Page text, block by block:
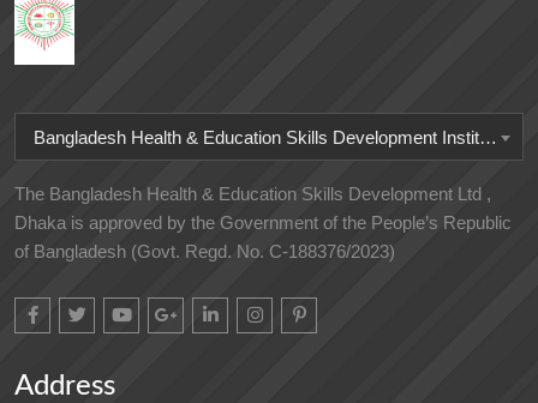
Bangladesh Health & Education Skills Development Institute
The Bangladesh Health & Education Skills Development Ltd ,
Dhaka is approved by the Government of the People’s Republic
of Bangladesh (Govt. Regd. No. C-188376/2023)
Address